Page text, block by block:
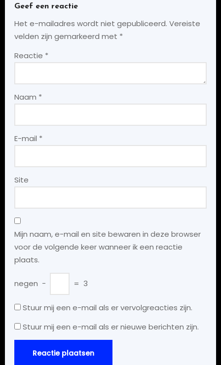
Geef een reactie
Het e-mailadres wordt niet gepubliceerd. Vereiste
velden zijn gemarkeerd met *
Reactie *
Naam *
E-mail *
Site
Mijn naam, e-mail en site bewaren in deze browser
voor de volgende keer wanneer ik een reactie
plaats.
negen − = 3
Stuur mij een e-mail als er vervolgreacties zijn.
Stuur mij een e-mail als er nieuwe berichten zijn.